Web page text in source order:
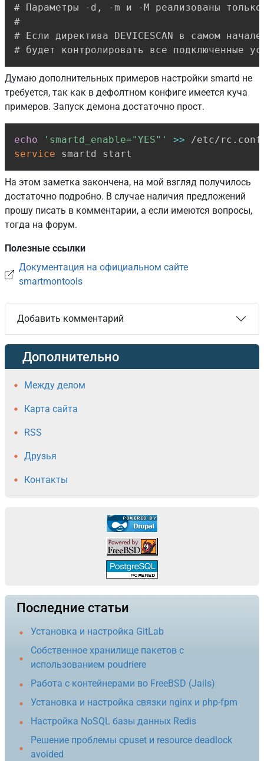
Дополнительно
Между делом
Карта сайта
RSS
Друзья
Контакты
# Параметры -d, -m и -M реализованы только
#
# Если директива DEVICESCAN в самом
# будет контролировать все подключенные
Думаю дополнительных примеров настройки smartd не
требуется, так как в дефолтном конфиге имеется куча
примеров. Запуск демона достаточно прост.
echo 'smartd_enable="YES"' >>
service smartd start
На этом заметка закончена, на мой взгляд получилось
достаточно подробно. В случае наличия предложений
прошу писать в комментарии, а если имеются вопросы,
тогда на форум.
Полезные ссылки
Документация на официальном сайте
smartmontools
Добавить комментарий
Последние статьи
Установка и настройка GitLab
Собственное хранилище пакетов с
использованием poudriere
Работа с контейнерами во FreeBSD (Jails)
Установка и настройка связки nginx и php-fpm
Настройка NoSQL базы данных Redis
Решение проблемы cpuset и resource deadlock
avoided